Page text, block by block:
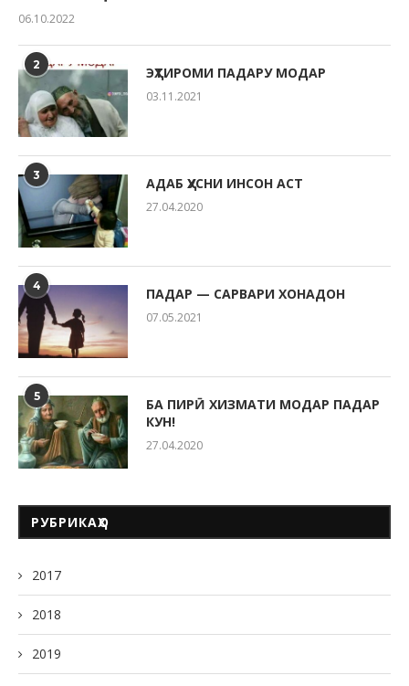
06.10.2022
2 ЭҲТИРОМИ ПАДАРУ МОДАР
03.11.2021
3 АДАБ ҲУСНИ ИНСОН АСТ
27.04.2020
4 ПАДАР — САРВАРИ ХОНАДОН
07.05.2021
5
БА ПИРӢ ХИЗМАТИ МОДАР ПАДАР
КУН!
27.04.2020
РУБРИКАҲО
2017
2018
2019